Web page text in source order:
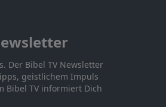
Der Bibel TV Newsletter
geistlichem Impuls
Bibel TV informiert Dich